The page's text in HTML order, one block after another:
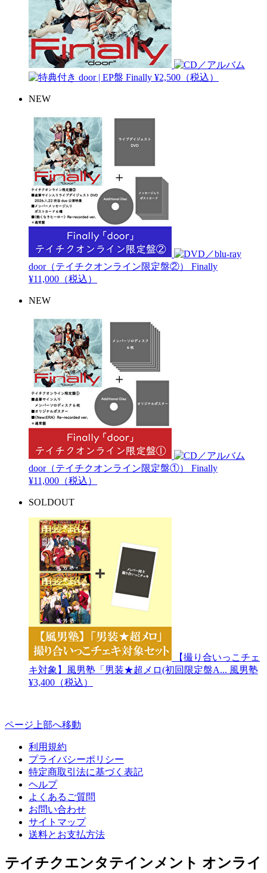
door | EP盤 Finally ¥2,500（税込）
NEW
door（テイチクオンライン限定盤②） Finally
¥11,000（税込）
NEW
door（テイチクオンライン限定盤①） Finally
¥11,000（税込）
SOLDOUT
【撮り合いっこチェ
キ対象】風男塾「男装★超メロ(初回限定盤A... 風男塾
¥3,400（税込）
ページ上部へ移動
利用規約
プライバシーポリシー
特定商取引法に基づく表記
ヘルプ
よくあるご質問
お問い合わせ
サイトマップ
送料とお支払方法
テイチクエンタテインメント オンライ